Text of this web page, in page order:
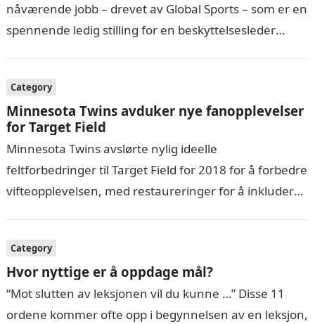
nåværende jobb – drevet av Global Sports – som er en
spennende ledig stilling for en beskyttelsesleder
Category
Minnesota Twins avduker nye fanopplevelser
for Target Field
Minnesota Twins avslørte nylig ideelle
feltforbedringer til Target Field for 2018 for å forbedre
vifteopplevelsen, med restaureringer for å inkludere
Category
Hvor nyttige er å oppdage mål?
“Mot slutten av leksjonen vil du kunne …” Disse 11
ordene kommer ofte opp i begynnelsen av en leksjon,